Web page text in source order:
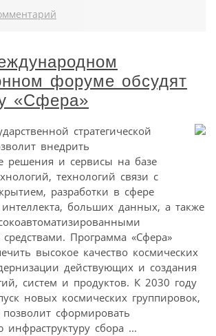
форуме обсудят
«Сфера»
стратегической
внедрить
решения и сервисы на базе
технологий связи с
разработки в сфере
интеллекта, больших данных, а также
Программа «Сфера»
высокое качество космических
действующих и создания
систем и продуктов. К 2030 году
новых космических группировок,
позволит сформировать
инфраструктуру сбора ...